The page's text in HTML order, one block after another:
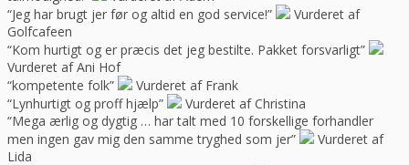
“Jeg har brugt jer før og altid en god service!”
Vurderet af
Golfcafeen
“Kom hurtigt og er præcis det jeg bestilte. Pakket forsvarligt”
Vurderet af Ani Hof
“kompetente folk”
Vurderet af Frank
“Lynhurtigt og proff hjælp”
Vurderet af Christina
“Mega ærlig og dygtig … har talt med 10 forskellige forhandler
men ingen gav mig den samme tryghed som jer”
Vurderet af
Lida